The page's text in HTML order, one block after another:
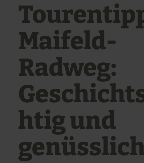
Maifeld-
Radweg:
htig und